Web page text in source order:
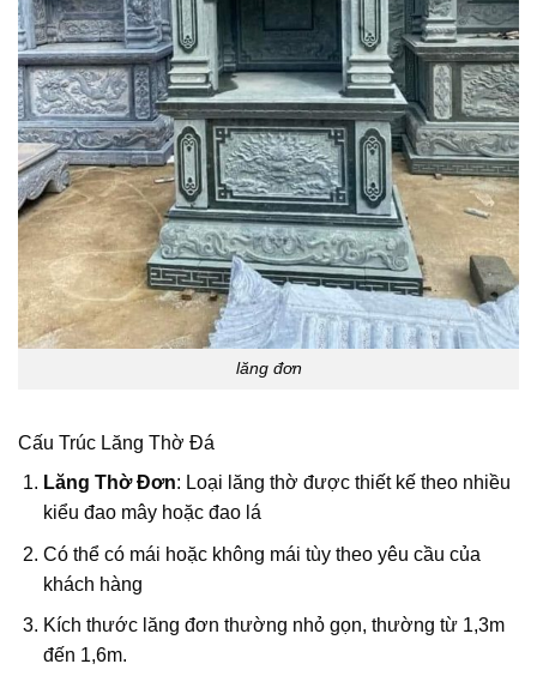
lăng đơn
Cấu Trúc Lăng Thờ Đá
Lăng Thờ Đơn: Loại lăng thờ được thiết kế theo nhiều
kiểu đao mây hoặc đao lá
Có thể có mái hoặc không mái tùy theo yêu cầu của
khách hàng
Kích thước lăng đơn thường nhỏ gọn, thường từ 1,3m
đến 1,6m.